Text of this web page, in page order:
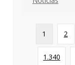
1 2
1.340